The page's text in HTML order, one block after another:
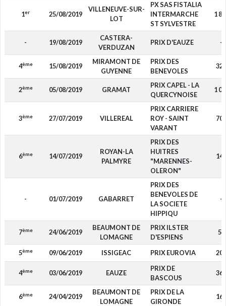
1er 25/08/2019
VILLENEUVE-SUR-
LOT
PX SAS FISTALIA
INTERMARCHE
ST SYLVESTRE
1
- 19/08/2019
CASTERA-
VERDUZAN
PRIX D'EAUZE -
4ème 15/08/2019
MIRAMONT DE
GUYENNE
PRIX DES
BENEVOLES
320
2ème 05/08/2019 GRAMAT
PRIX CAPEL - LA
QUERCYNOISE
1
3ème 27/07/2019 VILLEREAL
PRIX CARRIERE
ROY - SAINT
VARANT
700
6ème 14/07/2019
ROYAN-LA
PALMYRE
PRIX DES
HUITRES
"MARENNES-
OLERON"
140
- 01/07/2019 GABARRET
PRIX DES
BENEVOLES DE
LA SOCIETE
HIPPIQU
-
7ème 24/06/2019
BEAUMONT DE
LOMAGNE
PRIX ILSTER
D'ESPIENS
50
5ème 09/06/2019 ISSIGEAC PRIX EUROVIA 200
4ème 03/06/2019 EAUZE
PRIX DE
BASCOUS
360
6ème 24/04/2019
BEAUMONT DE
LOMAGNE
PRIX DE LA
GIRONDE
160